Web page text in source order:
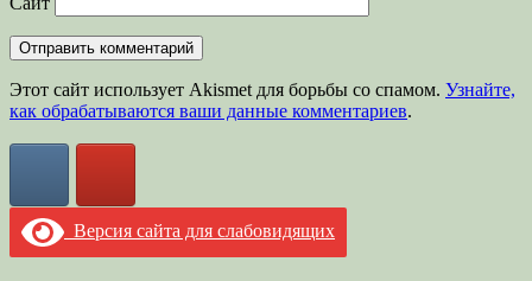
Этот сайт использует Akismet для борьбы со спамом. Узнайте,
как обрабатываются ваши данные комментариев.
Версия сайта для слабовидящих